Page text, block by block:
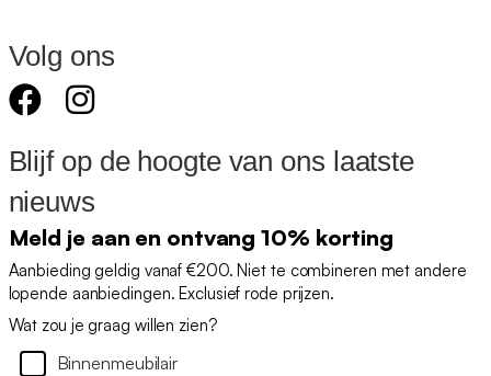
Volg ons
Blijf op de hoogte van ons laatste
nieuws
Meld je aan en ontvang 10% korting
Aanbieding geldig vanaf €200. Niet te combineren met andere
lopende aanbiedingen. Exclusief rode prijzen.
Wat zou je graag willen zien?
Binnenmeubilair